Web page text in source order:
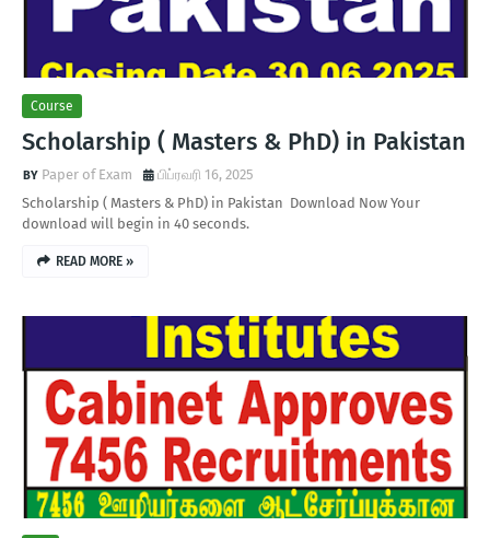
Course
Scholarship ( Masters & PhD) in Pakistan
Paper of Exam
பிப்ரவரி 16, 2025
Scholarship ( Masters & PhD) in Pakistan Download Now Your
download will begin in 40 seconds.
READ MORE »